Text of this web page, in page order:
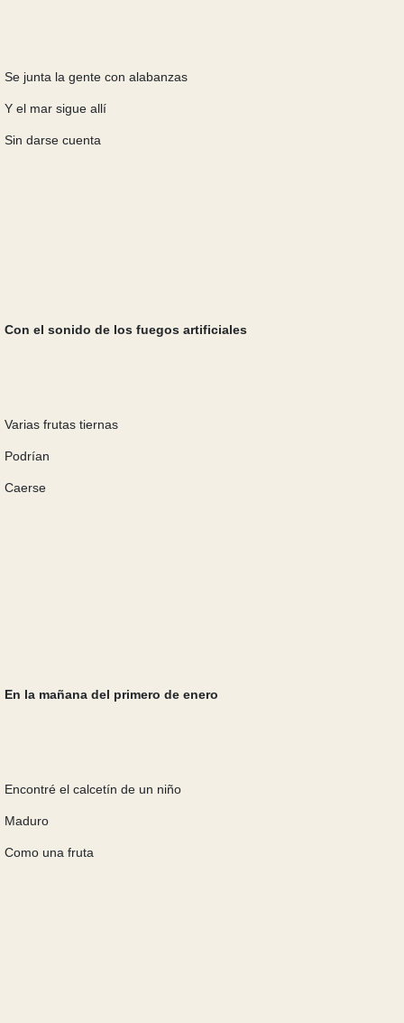
Se junta la gente con alabanzas
Y el mar sigue allí
Sin darse cuenta
Con el sonido de los fuegos artificiales
Varias frutas tiernas
Podrían
Caerse
En la mañana del primero de enero
Encontré el calcetín de un niño
Maduro
Como una fruta